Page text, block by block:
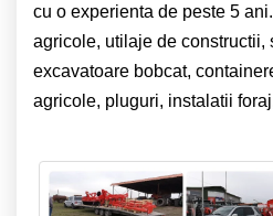
cu o experienta de peste 5
agricole, utilaje de constructii,
excavatoare bobcat,
agricole, pluguri, instalatii